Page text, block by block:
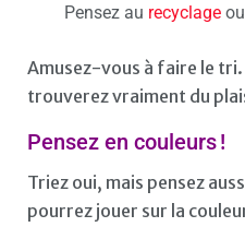
Pensez au recyclage
Amusez-vous à faire le
trouverez vraiment du
Pensez en couleurs !
Triez oui, mais pensez
pourrez jouer sur la